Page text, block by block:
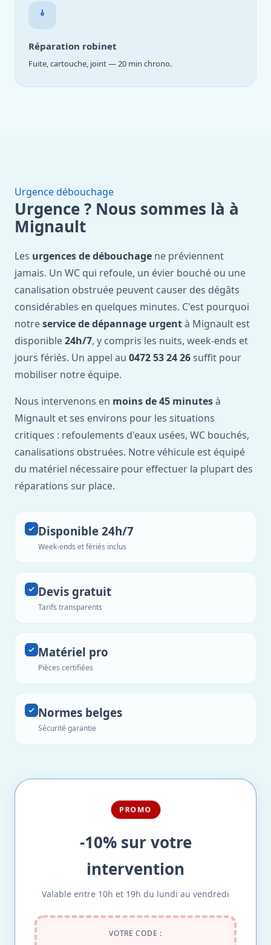
Réparation robinet
Fuite, cartouche, joint — 20 min chrono.
Urgence débouchage
Urgence ? Nous sommes là à
Mignault
Les urgences de débouchage ne préviennent
jamais. Un WC qui refoule, un évier bouché ou une
canalisation obstruée peuvent causer des dégâts
considérables en quelques minutes. C'est pourquoi
notreservice de dépannage urgentà Mignault est
disponible24h/7, y compris les nuits, week-ends et
jours fériés. Un appel au 0472 53 24 26 suffit pour
mobiliser notre équipe.
Nous intervenons en moins de 45 minutesà
Mignault et ses environs pour les situations
critiques : refoulements d'eaux usées, WC bouchés,
canalisations obstruées. Notre véhicule est équipé
du matériel nécessaire pour effectuer la plupart des
réparations sur place.
Disponible 24h/7
Week-ends et fériés inclus
Devis gratuit
Tarifs transparents
Matériel pro
Pièces certifiées
Normes belges
Sécurité garantie
PROMO
-10% sur votre
intervention
Valable entre 10h et 19h du lundi au vendredi
VOTRE CODE :